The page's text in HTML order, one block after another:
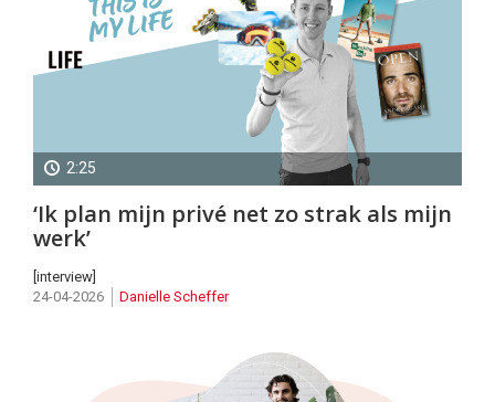
2:25
Wilco
Koot
(PassaSports)
‘Ik plan mijn privé net zo strak als mijn
werk’
[interview]
24-04-2026
Danielle Scheffer